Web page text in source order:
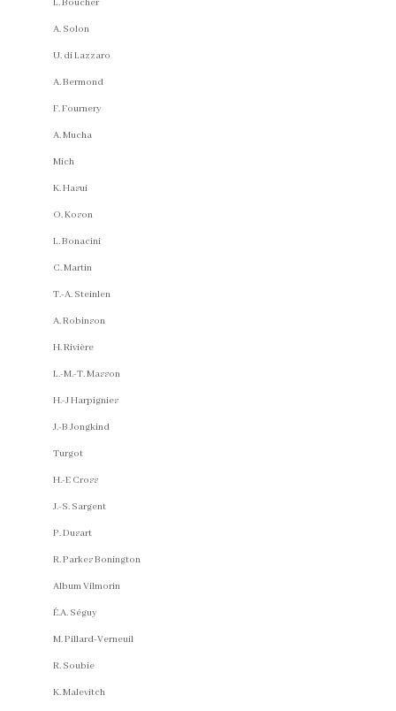
A. Solon
U. di Lazzaro
A. Bermond
F. Fournery
A. Mucha
Mich
K. Hasui
O. Koson
L. Bonacini
C. Martin
T.-A. Steinlen
A. Robinson
H. Rivière
L.-M.-T. Masson
H.-J Harpignies
J.-B Jongkind
Turgot
H.-E Cross
J.-S. Sargent
P. Dusart
R. Parkes Bonington
Album Vilmorin
É.A. Séguy
M. Pillard-Verneuil
R. Soubie
K. Malevitch